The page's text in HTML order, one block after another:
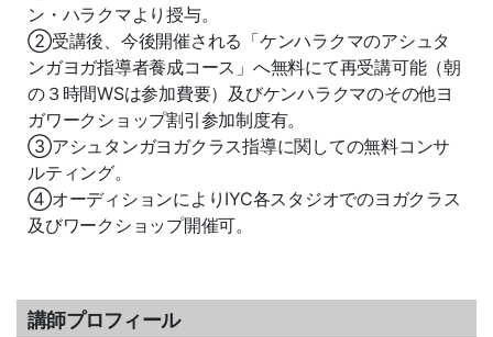
ン・ハラクマより授与。
②受講後、今後開催される「ケンハラクマのアシュタ
ンガヨガ指導者養成コース」へ無料にて再受講可能（朝
の３時間WSは参加費要）及びケンハラクマのその他ヨ
ガワークショップ割引参加制度有。
③アシュタンガヨガクラス指導に関しての無料コンサ
ルティング。
④オーディションによりIYC各スタジオでのヨガクラス
及びワークショップ開催可。
講師プロフィール